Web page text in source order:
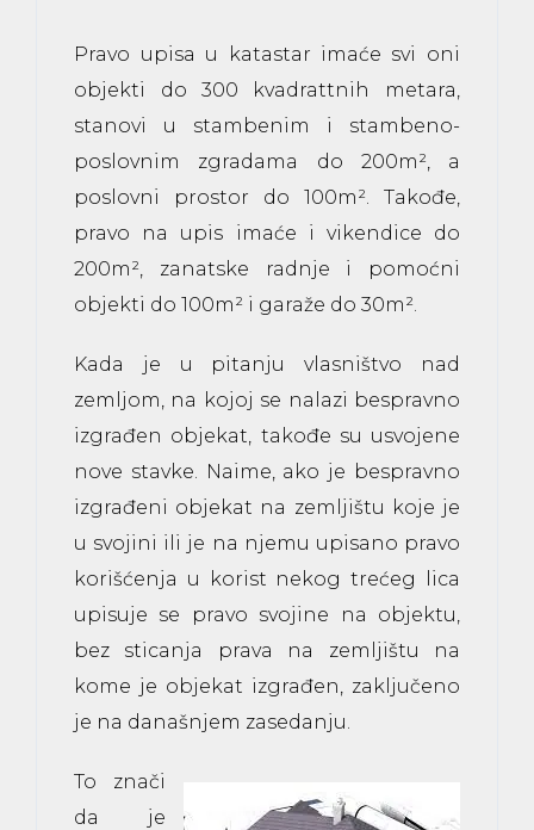
Pravo upisa u katastar imaće svi oni
objekti do 300 kvadrattnih metara,
stanovi
u stambenim i stambeno-
poslovnim zgradama
do 200m², a
poslovni prostor do 100m². Takođe,
pravo na upis imaće i vikendice do
200m², zanatske radnje i pomoćni
objekti do 100m² i garaže do 30m².
Kada je u pitanju vlasništvo nad
zemljom, na kojoj se nalazi bespravno
izgrađen objekat, takođe su usvojene
nove stavke. Naime, ako je bespravno
izgrađeni objekat na zemljištu koje je
u svojini ili je na njemu upisano pravo
korišćenja u korist nekog trećeg lica
upisuje se pravo svojine na objektu,
bez sticanja prava na zemljištu na
kome je objekat izgrađen, zaključeno
je na današnjem zasedanju.
To znači
da je